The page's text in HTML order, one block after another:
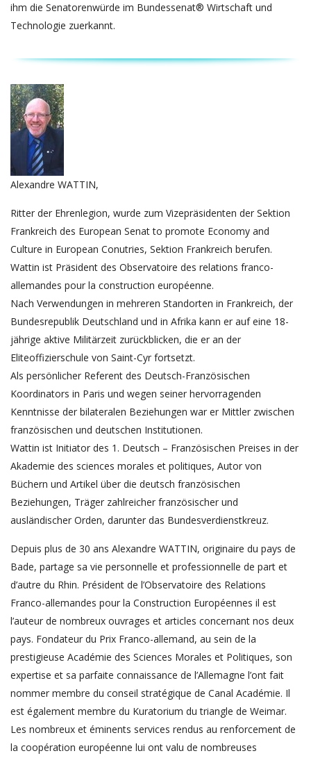
ihm die Senatorenwürde im Bundessenat® Wirtschaft und
Technologie zuerkannt.
Alexandre WATTIN,
Ritter der Ehrenlegion, wurde zum Vizepräsidenten der Sektion
Frankreich des European Senat to promote Economy and
Culture in European Conutries, Sektion Frankreich berufen.
Wattin ist Präsident des Observatoire des relations franco-
allemandes pour la construction européenne.
Nach Verwendungen in mehreren Standorten in Frankreich, der
Bundesrepublik Deutschland und in Afrika kann er auf eine 18-
jährige aktive Militärzeit zurückblicken, die er an der
Eliteoffizierschule von Saint-Cyr fortsetzt.
Als persönlicher Referent des Deutsch-Französischen
Koordinators in Paris und wegen seiner hervorragenden
Kenntnisse der bilateralen Beziehungen war er Mittler zwischen
französischen und deutschen Institutionen.
Wattin ist Initiator des 1. Deutsch – Französischen Preises in der
Akademie des sciences morales et politiques, Autor von
Büchern und Artikel über die deutsch französischen
Beziehungen, Träger zahlreicher französischer und
ausländischer Orden, darunter das Bundesverdienstkreuz.
Depuis plus de 30 ans Alexandre WATTIN, originaire du pays de
Bade, partage sa vie personnelle et professionnelle de part et
d’autre du Rhin. Président de l’Observatoire des Relations
Franco-allemandes pour la Construction Européennes il est
l’auteur de nombreux ouvrages et articles concernant nos deux
pays. Fondateur du Prix Franco-allemand, au sein de la
prestigieuse Académie des Sciences Morales et Politiques, son
expertise et sa parfaite connaissance de l’Allemagne l’ont fait
nommer membre du conseil stratégique de Canal Académie. Il
est également membre du Kuratorium du triangle de Weimar.
Les nombreux et éminents services rendus au renforcement de
la coopération européenne lui ont valu de nombreuses